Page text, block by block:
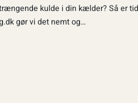
kulde i din kælder? Så er
gør vi det nemt og…